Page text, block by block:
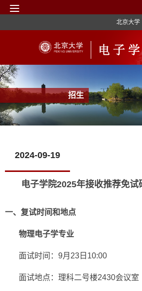
北京大学
招生
2024-09-19
电子学院2025年接收推荐免试
一、 复试时间和地点
物理电子学专业
面试时间：9月23日10:00
面试地点：理科二号楼2430会议室